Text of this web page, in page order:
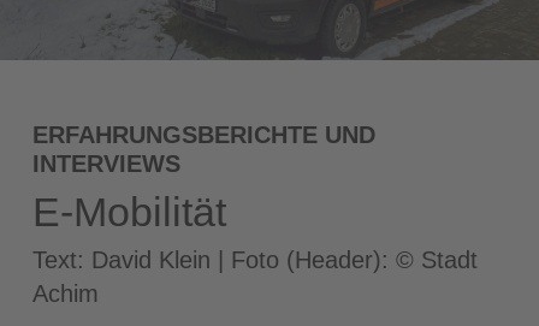
ERFAHRUNGSBERICHTE UND
INTERVIEWS
E-Mobilität
Text: David Klein | Foto (Header): © Stadt
Achim